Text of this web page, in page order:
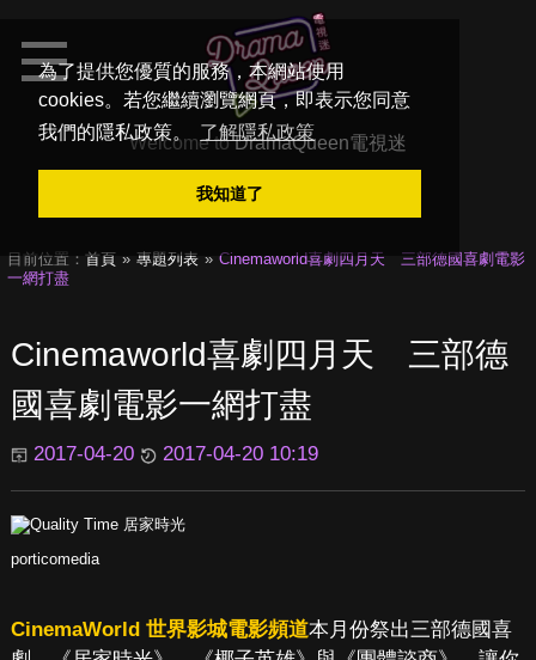
為了提供您優質的服務，本網站使用
cookies。若您繼續瀏覽網頁，即表示您同意
我們的隱私政策。
了解隱私政策
我知道了
Welcome toDramaQueen電視迷
目前位置： 首頁 專題列表
Cinemaworld喜劇四月天 三部德國喜劇電影
一網打盡
Cinemaworld喜劇四月天 三部德
國喜劇電影一網打盡
2017-04-20 2017-04-20 10:19
porticomedia
CinemaWorld 世界影城電影頻道本月份祭出三部德國喜